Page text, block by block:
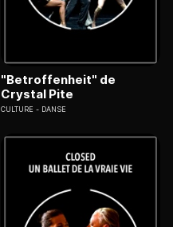
"Betroffenheit" de
Crystal Pite
CULTURE DANSE